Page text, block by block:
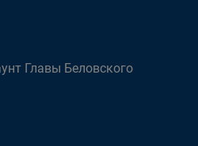
Главы Беловского